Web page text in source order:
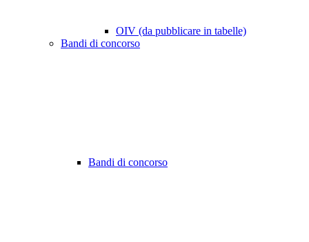
OIV (da pubblicare in tabelle)
Bandi di concorso
Bandi di concorso